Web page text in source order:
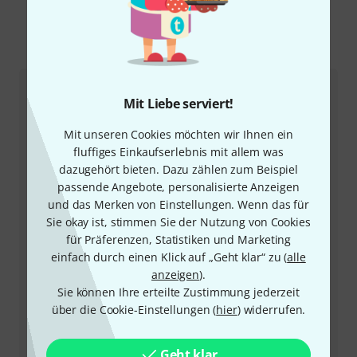
Mit Liebe serviert!
Mit unseren Cookies möchten wir Ihnen ein
fluffiges Einkaufserlebnis mit allem was
dazugehört bieten. Dazu zählen zum Beispiel
passende Angebote, personalisierte Anzeigen
und das Merken von Einstellungen. Wenn das für
Sie okay ist, stimmen Sie der Nutzung von Cookies
für Präferenzen, Statistiken und Marketing
einfach durch einen Klick auf „Geht klar“ zu (alle
anzeigen).
Sie können Ihre erteilte Zustimmung jederzeit
über die Cookie-Einstellungen (hier) widerrufen.
So erreichen Sie uns
Kundenservice
+43-13850157
Unser Thomann Team Kundenservice steht Ihnen bei
allen Fragen und Problemen nach dem Kauf zur Seite.